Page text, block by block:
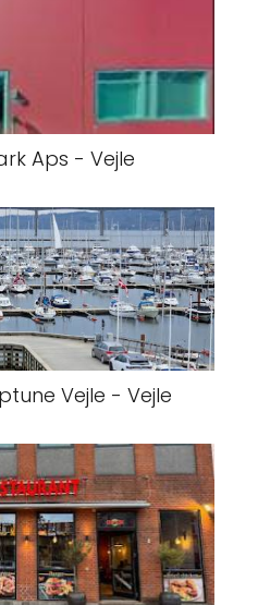
Aps - Vejle
Vejle - Vejle